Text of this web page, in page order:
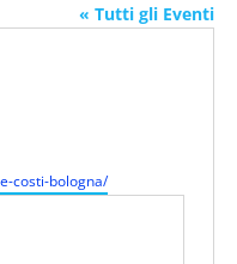
« Tutti gli Eventi
costi-bologna/